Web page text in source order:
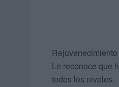
Rejuvenecimiento
Le reconoce que
todos los niveles.